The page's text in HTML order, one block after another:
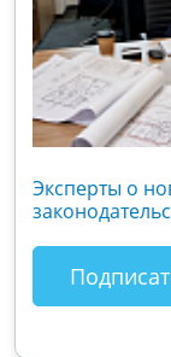
Эксперты о